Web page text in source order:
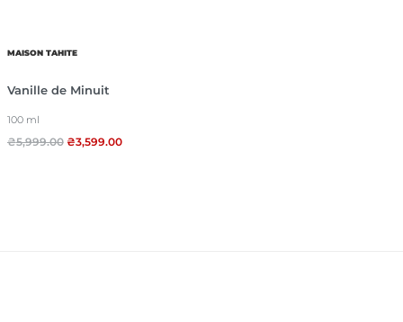
MAISON TAHITE
Vanille de Minuit
100 ml
₴5,999.00 ₴3,599.00